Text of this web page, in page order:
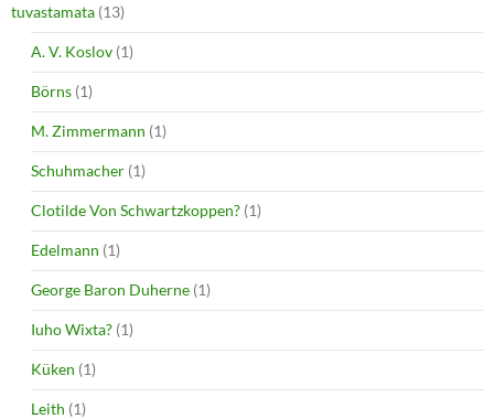
tuvastamata (13)
A. V. Koslov (1)
Börns (1)
M. Zimmermann (1)
Schuhmacher (1)
Clotilde Von Schwartzkoppen? (1)
Edelmann (1)
George Baron Duherne (1)
Iuho Wixta? (1)
Küken (1)
Leith (1)